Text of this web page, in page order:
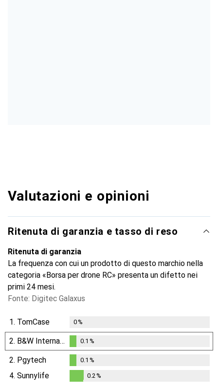
Valutazioni e opinioni
Ritenuta di garanzia e tasso di reso
Ritenuta di garanzia
La frequenza con cui un prodotto di questo marchio nella
categoria «Borsa per drone RC» presenta un difetto nei
primi 24 mesi.
Fonte: Digitec Galaxus
1. TomCase 0%
2. B&W International
0.1%
0.1 %
2. Pgytech
%
0.1 %
4. Sunnylife 0.2%